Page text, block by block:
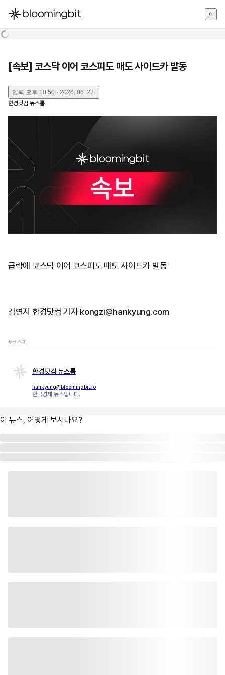
한국어
[속보] 코스닥 이어 코스피도 매도 사이드카 발동
입력 오후 10:50 · 2026. 06. 22.
한경닷컴 뉴스룸
급락에 코스닥 이어 코스피도 매도 사이드카 발동
김연지 한경닷컴 기자 kongzi@hankyung.com
#코스피
한경닷컴 뉴스룸
hankyung@bloomingbit.io
한국경제 뉴스입니다.
이 뉴스, 어떻게 보시나요?